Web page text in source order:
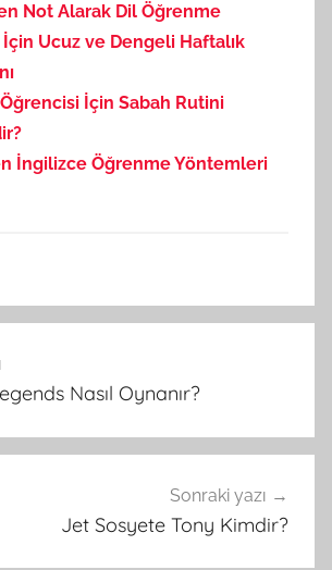
Not Alarak Dil Öğrenme
Ucuz ve Dengeli Haftalık
İçin Sabah Rutini
İngilizce Öğrenme Yöntemleri
Nasıl Oynanır?
Sonraki yazı
Jet Sosyete Tony Kimdir?